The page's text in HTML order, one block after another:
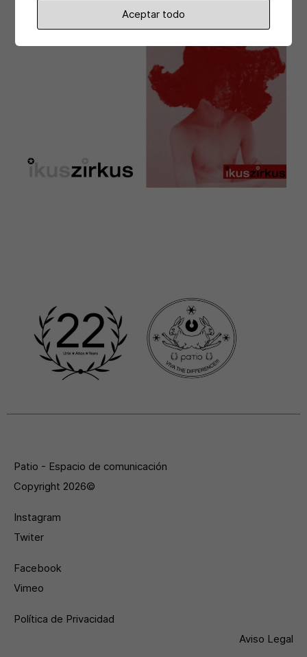
Patio - Espacio de comunicación
Copyright 2026©
Instagram
Twiter
Facebook
Vimeo
Política de Privacidad
Aviso Legal
Aceptar todo